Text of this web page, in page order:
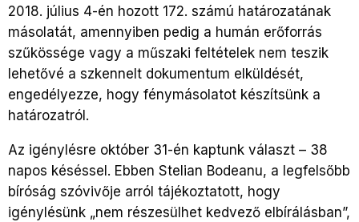
2018. július 4-én hozott 172. számú határozatának
másolatát, amennyiben pedig a humán erőforrás
szűkössége vagy a műszaki feltételek nem teszik
lehetővé a szkennelt dokumentum elküldését,
engedélyezze, hogy fénymásolatot készítsünk a
határozatról.
Az igénylésre október 31-én kaptunk választ – 38
napos késéssel. Ebben Stelian Bodeanu, a legfelsőbb
bíróság szóvivője arról tájékoztatott, hogy
igénylésünk „nem részesülhet kedvező elbírálásban”,